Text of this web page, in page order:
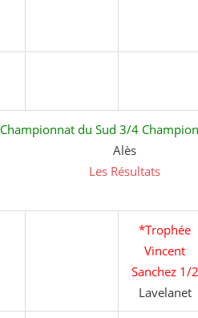
Championnat du Sud 3/4
Alès
Les Résultats
*Trophée
Vincent
Sanchez 1/2
Lavelanet